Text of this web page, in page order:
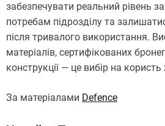
забезпечувати реальний рівень
потребам підрозділу та
після тривалого використання.
матеріалів, сертифікованих
конструкції — це вибір на
За матеріалами Defence